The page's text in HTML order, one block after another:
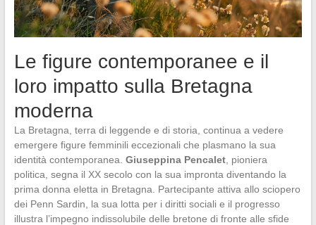
Le figure contemporanee e il
loro impatto sulla Bretagna
moderna
La Bretagna, terra di leggende e di storia, continua a vedere
emergere figure femminili eccezionali che plasmano la sua
identità contemporanea. Giuseppina Pencalet, pioniera
politica, segna il XX secolo con la sua impronta diventando la
prima donna eletta in Bretagna. Partecipante attiva allo sciopero
dei Penn Sardin, la sua lotta per i diritti sociali e il progresso
illustra l’impegno indissolubile delle bretone di fronte alle sfide